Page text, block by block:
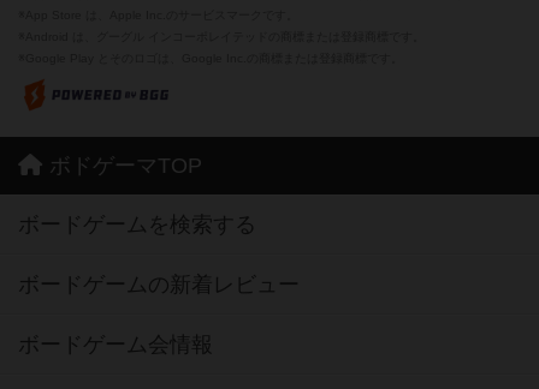
ボドゲーマTOP
ボードゲームを検索する
ボードゲームの新着レビュー
ボードゲーム会情報